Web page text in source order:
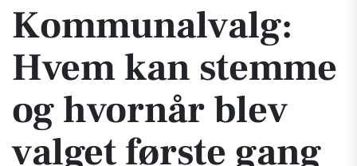
Kommunalvalg:
Hvem kan stemme
og hvornår blev
valget første gang